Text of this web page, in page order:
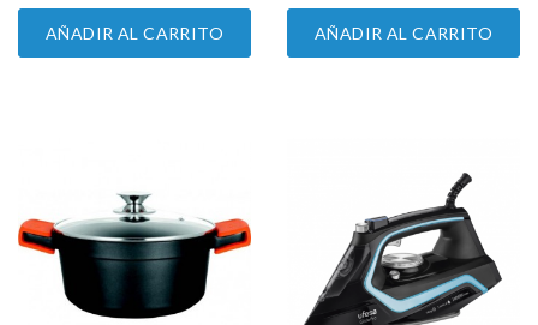
AÑADIR AL CARRITO AÑADIR AL CARRITO